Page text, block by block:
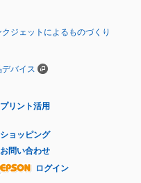
クジェットによるものづくり
デバイス
プリント活用
ショッピング
お問い合わせ
ログイン